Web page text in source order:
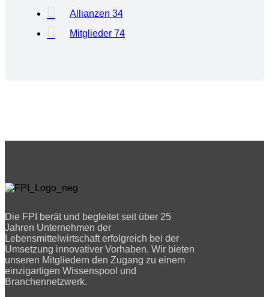
Allianzen 34
Mitglieder 74
Die FPI berät und begleitet seit über 25
Jahren Unternehmen der
Lebensmittelwirtschaft erfolgreich bei der
Umsetzung innovativer Vorhaben. Wir bieten
unseren Mitgliedern den Zugang zu einem
einzigartigen Wissenspool und
Branchennetzwerk.